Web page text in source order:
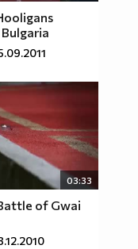
03:33
of Gwai